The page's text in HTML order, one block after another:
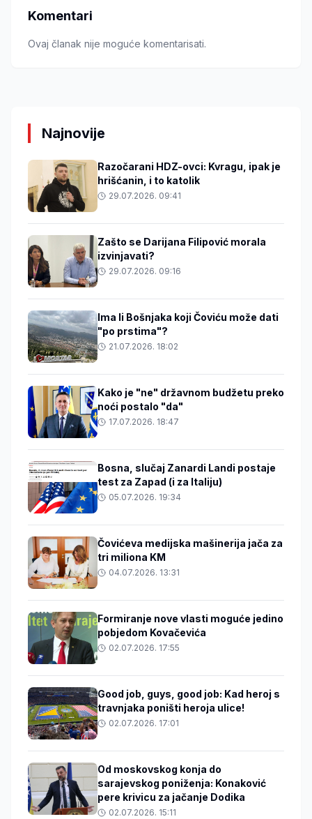
Komentari
Ovaj članak nije moguće komentarisati.
Najnovije
Razočarani HDZ-ovci: Kvragu, ipak je
hrišćanin, i to katolik
29.07.2026. 09:41
Zašto se Darijana Filipović morala
izvinjavati?
29.07.2026. 09:16
Ima li Bošnjaka koji Čoviću može dati
"po prstima"?
21.07.2026. 18:02
Kako je "ne" državnom budžetu preko
noći postalo "da"
17.07.2026. 18:47
Bosna, slučaj Zanardi Landi postaje
test za Zapad (i za Italiju)
05.07.2026. 19:34
Čovićeva medijska mašinerija jača za
tri miliona KM
04.07.2026. 13:31
Formiranje nove vlasti moguće jedino
pobjedom Kovačevića
02.07.2026. 17:55
Good job, guys, good job: Kad heroj s
travnjaka poništi heroja ulice!
02.07.2026. 17:01
Od moskovskog konja do
sarajevskog poniženja: Konaković
pere krivicu za jačanje Dodika
02.07.2026. 15:11